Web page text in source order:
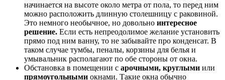
начинается на высоте около метра от пола, то перед ним
можно расположить длинную столешницу с раковиной.
Это немного необычное, но довольно интересное
решение. Если есть непреодолимое желание установить
прямо под ним ванну, то не забывайте про конденсат. В
таком случае тумбы, пеналы, корзины для белья и
умывальник располагают по обе стороны от окна.
Обстановка в помещении с арочными, круглыми или
прямоугольными окнами. Такие окна обычно